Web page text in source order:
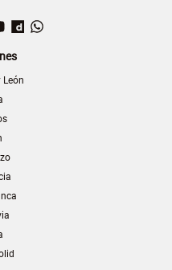
YouTubeDailymotion
León